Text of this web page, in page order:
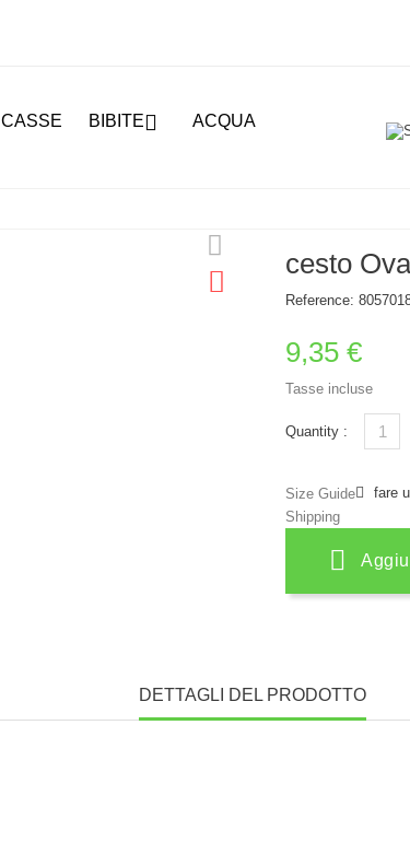
CASSE BIBITE ACQUA
cesto
Reference:
9,35 €
Tasse incluse
Quantity :
Size Guide
Shipping
fare
DETTAGLI DEL PRODOTTO